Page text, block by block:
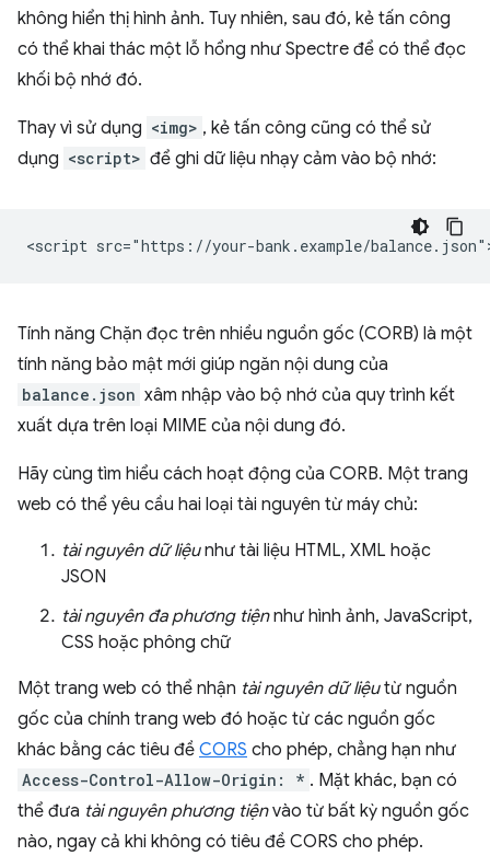
không hiển thị hình ảnh. Tuy nhiên, sau đó, kẻ tấn công
có thể khai thác một lỗ hổng như Spectre để có thể đọc
khối bộ nhớ đó.
Thay vì sử dụng <img> , kẻ tấn công cũng có thể sử
dụng <script> để ghi dữ liệu nhạy cảm vào bộ nhớ:
Tính năng Chặn đọc trên nhiều nguồn gốc (CORB) là một
tính năng bảo mật mới giúp ngăn nội dung của
balance.json xâm nhập vào bộ nhớ của quy trình kết
xuất dựa trên loại MIME của nội dung đó.
Hãy cùng tìm hiểu cách hoạt động của CORB. Một trang
web có thể yêu cầu hai loại tài nguyên từ máy chủ:
tài nguyên dữ liệunhư tài liệu HTML, XML hoặc
JSON
tài nguyên đa phương tiệnnhư hình ảnh, JavaScript,
CSS hoặc phông chữ
Một trang web có thể nhận tài nguyên dữ liệutừ nguồn
gốc của chính trang web đó hoặc từ các nguồn gốc
khác bằng các tiêu đề CORS cho phép, chẳng hạn như
Access-Control-Allow-Origin: * . Mặt khác, bạn có
thể đưa tài nguyên phương tiệnvào từ bất kỳ nguồn gốc
nào, ngay cả khi không có tiêu đề CORS cho phép.